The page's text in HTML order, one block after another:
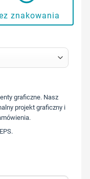
znakowania
573 568
graficzne. Nasz
projekt graficzny i